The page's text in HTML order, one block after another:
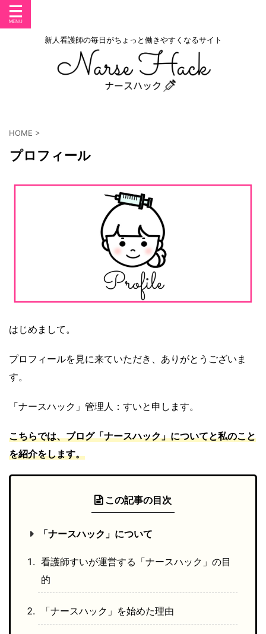
新人看護師の毎日がちょっと働きやすくなるサイト
HOME >
プロフィール
はじめまして。
プロフィールを見に来ていただき、ありがとうございま
す。
「ナースハック」管理人：すいと申します。
こちらでは、ブログ「ナースハック」についてと私のこと
を紹介をします。
この記事の目次
「ナースハック」について
看護師すいが運営する「ナースハック」の目
的
「ナースハック」を始めた理由